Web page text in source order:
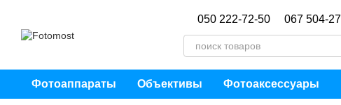
050 222-72-50 067 504-
Фотоаппараты Объективы Фотоаксессуары